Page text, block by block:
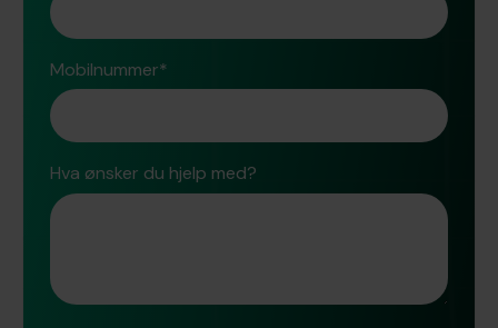
Mobilnummer*
Hva ønsker du hjelp med?